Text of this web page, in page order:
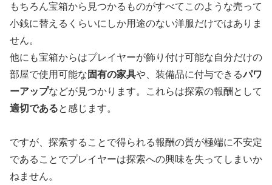
もちろん宝箱から見つかるものがすべてこのような売って
小銭に替えるくらいにしか用途のない洋服だけではありま
せん。
他にも宝箱からはプレイヤーが飾り付け可能な自分だけの
部屋で使用可能な 固有の家具や、装備品に付与できるパワ
ーアップなどが見つかります。これらは探索の報酬として
適切であると感じます。
ですが、探索することで得られる報酬の質が極端に不安定
であることでプレイヤーは探索への興味を失ってしまいか
ねません。